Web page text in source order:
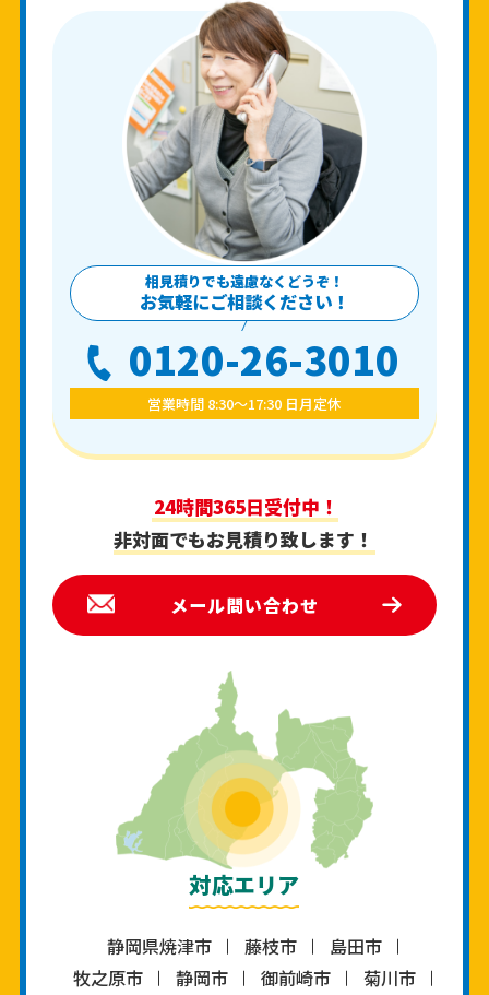
相見積りでも遠慮なくどうぞ！
お気軽にご相談ください！
0120-26-3010
営業時間 8:30〜17:30 日月定休
24時間365日受付中！
非対面でもお見積り致します！
メール問い合わせ
対応エリア
静岡県焼津市 藤枝市
島田市
牧之原市
静岡市 御前崎市
菊川市